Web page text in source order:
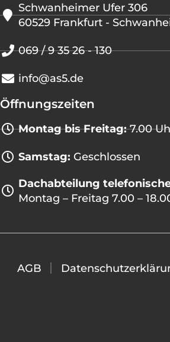
Schwanheimer Ufer 306
60529 Frankfurt -
069 / 9 35 26 - 130
info@as5.de
Öffnungszeiten
Montag bis Freitag:7.00
Samstag: Geschlossen
Dachabteilung
Montag – Freitag 7.00 –
AGB